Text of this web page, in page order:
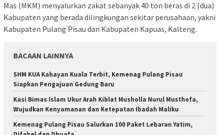
Mas (MKM) menyalurkan zakat sebanyak 40 ton beras di 2 (dua)
Kabupaten yang berada dilingkungan sekitar perusahaan, yakni
Kabupaten Pulang Pisau dan Kabupaten Kapuas, Kalteng.
BACAAN LAINNYA
SHM KUA Kahayan Kuala Terbit, Kemenag Pulang Pisau
Siapkan Pengajuan Gedung Baru
Kasi Bimas Islam Ukur Arah Kiblat Musholla Nurul Musthofa,
Wujudkan Kenyamanan dan Ketepatan Ibadah Maliku
Kemenag Pulang Pisau Salurkan 100 Paket Lebaran Yatim,